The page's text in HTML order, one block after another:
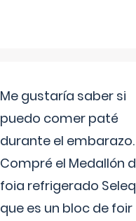
Me gustaría saber si
puedo comer paté
durante el embarazo.
Compré el Medallón
foia refrigerado
que es un bloc de foir